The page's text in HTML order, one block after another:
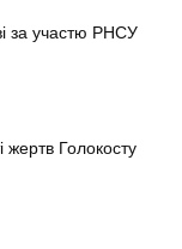
за участю РНСУ
жертв Голокосту